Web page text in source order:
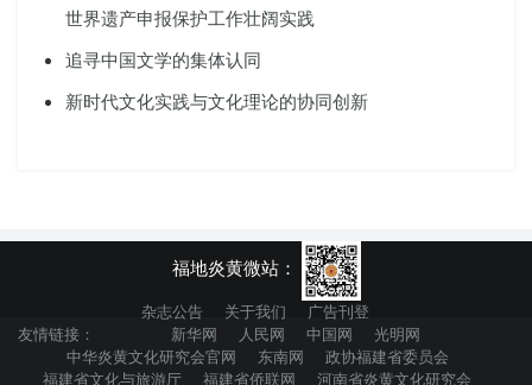
世界遗产申报保护工作壮阔实践
追寻中国文学的集体认同
新时代文化实践与文化理论的协同创新
福地炎黄微站：
杂志公告 关于我们
广告刊登
友情链接：
新华网 人民网 中国网
光明网
中华炎黄文化研究会官网
东南网
政协福建省委员会
福建省文化与旅游厅
福建省侨联网 河南省炎黄文化研究会